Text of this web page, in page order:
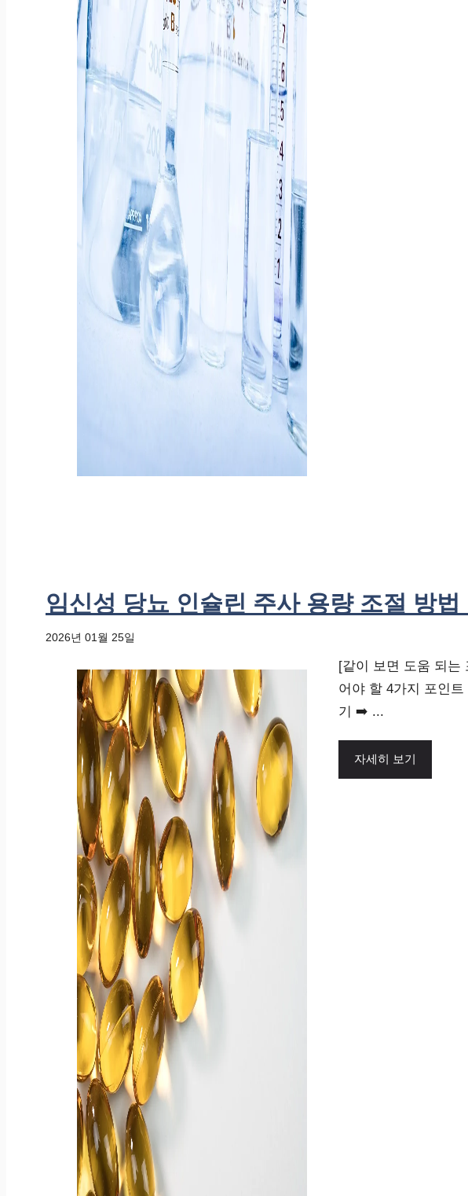
임신성 당뇨 인슐린 주사 용량 조절 방법
2026년 01월 25일
[같이 보면 도움 되
어야 할 4가지 포인
기 ➡️ ...
자세히 보기